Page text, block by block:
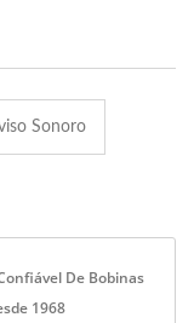
Sonoro
De Bobinas
1968